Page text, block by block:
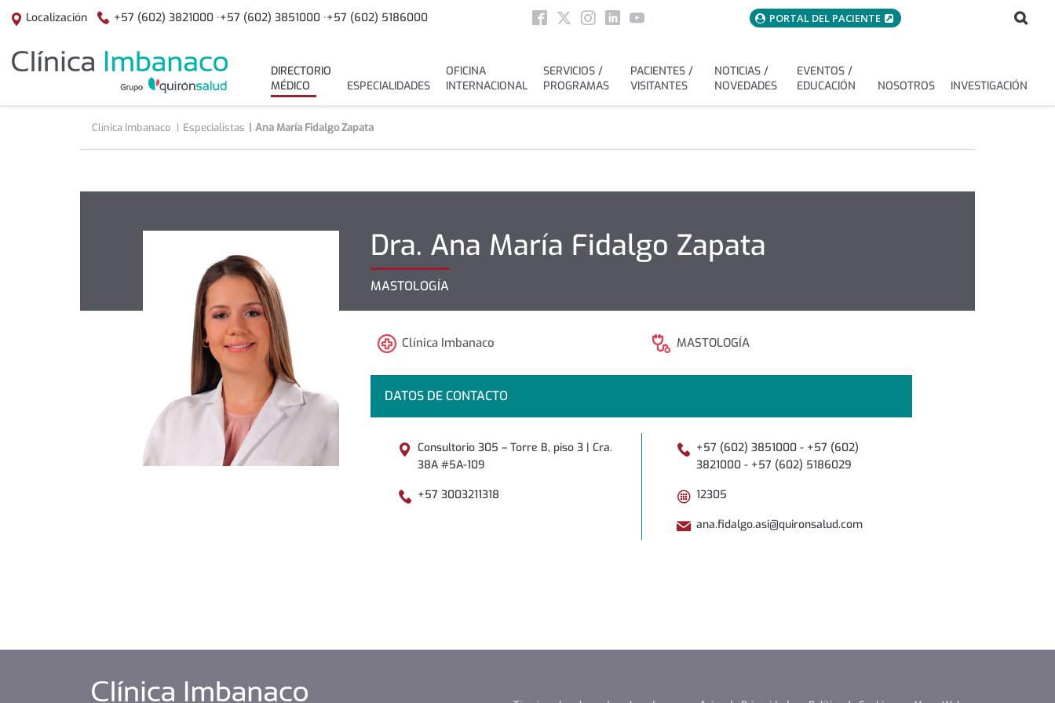
Localización +57 (602) 3821000 ·+57 (602) 3851000 ·+57 (602) 5186000
Social
menuAcceso
PORTAL DEL PACIENTE
Buscar
DIRECTORIO
MÉDICO
ESPECIALIDADES
OFICINA
INTERNACIONAL
SERVICIOS /
PROGRAMAS
PACIENTES /
VISITANTES
NOTICIAS /
NOVEDADES
EVENTOS /
EDUCACIÓN
NOSOTROS INVESTIGACIÓN
Clínica Imbanaco Especialistas Ana María Fidalgo Zapata
Dra. Ana María Fidalgo Zapata
MASTOLOGÍA
Clínica Imbanaco MASTOLOGÍA
DATOS DE CONTACTO
Consultorio 305 – Torre B, piso 3 | Cra.
38A #5A-109
+57 3003211318
+57 (602) 3851000 - +57 (602)
3821000 - +57 (602) 5186029
12305
ana.fidalgo.asi@quironsalud.com